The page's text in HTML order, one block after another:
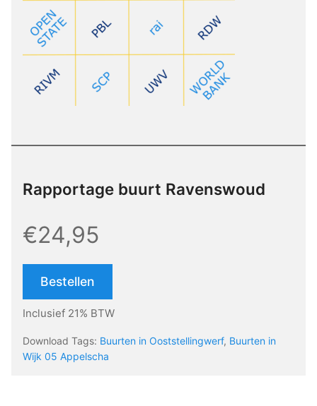
Rapportage buurt Ravenswoud
€24,95
Bestellen
Inclusief 21% BTW
Download Tags: Buurten in Ooststellingwerf, Buurten in
Wijk 05 Appelscha